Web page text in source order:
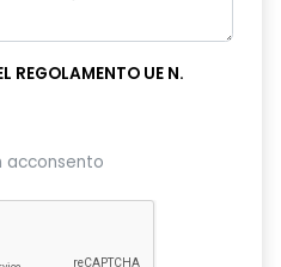
REGOLAMENTO UE N.
acconsento